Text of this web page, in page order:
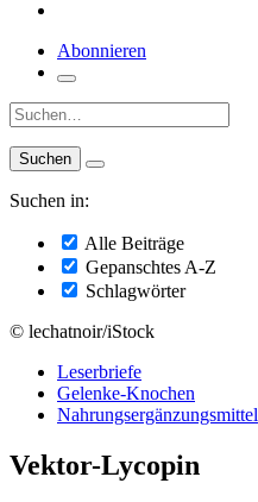
Abonnieren
Suche:
Suchen in:
Alle Beiträge
Gepanschtes A-Z
Schlagwörter
© lechatnoir/iStock
Leserbriefe
Gelenke-Knochen
Nahrungsergänzungsmittel
Vektor-Lycopin